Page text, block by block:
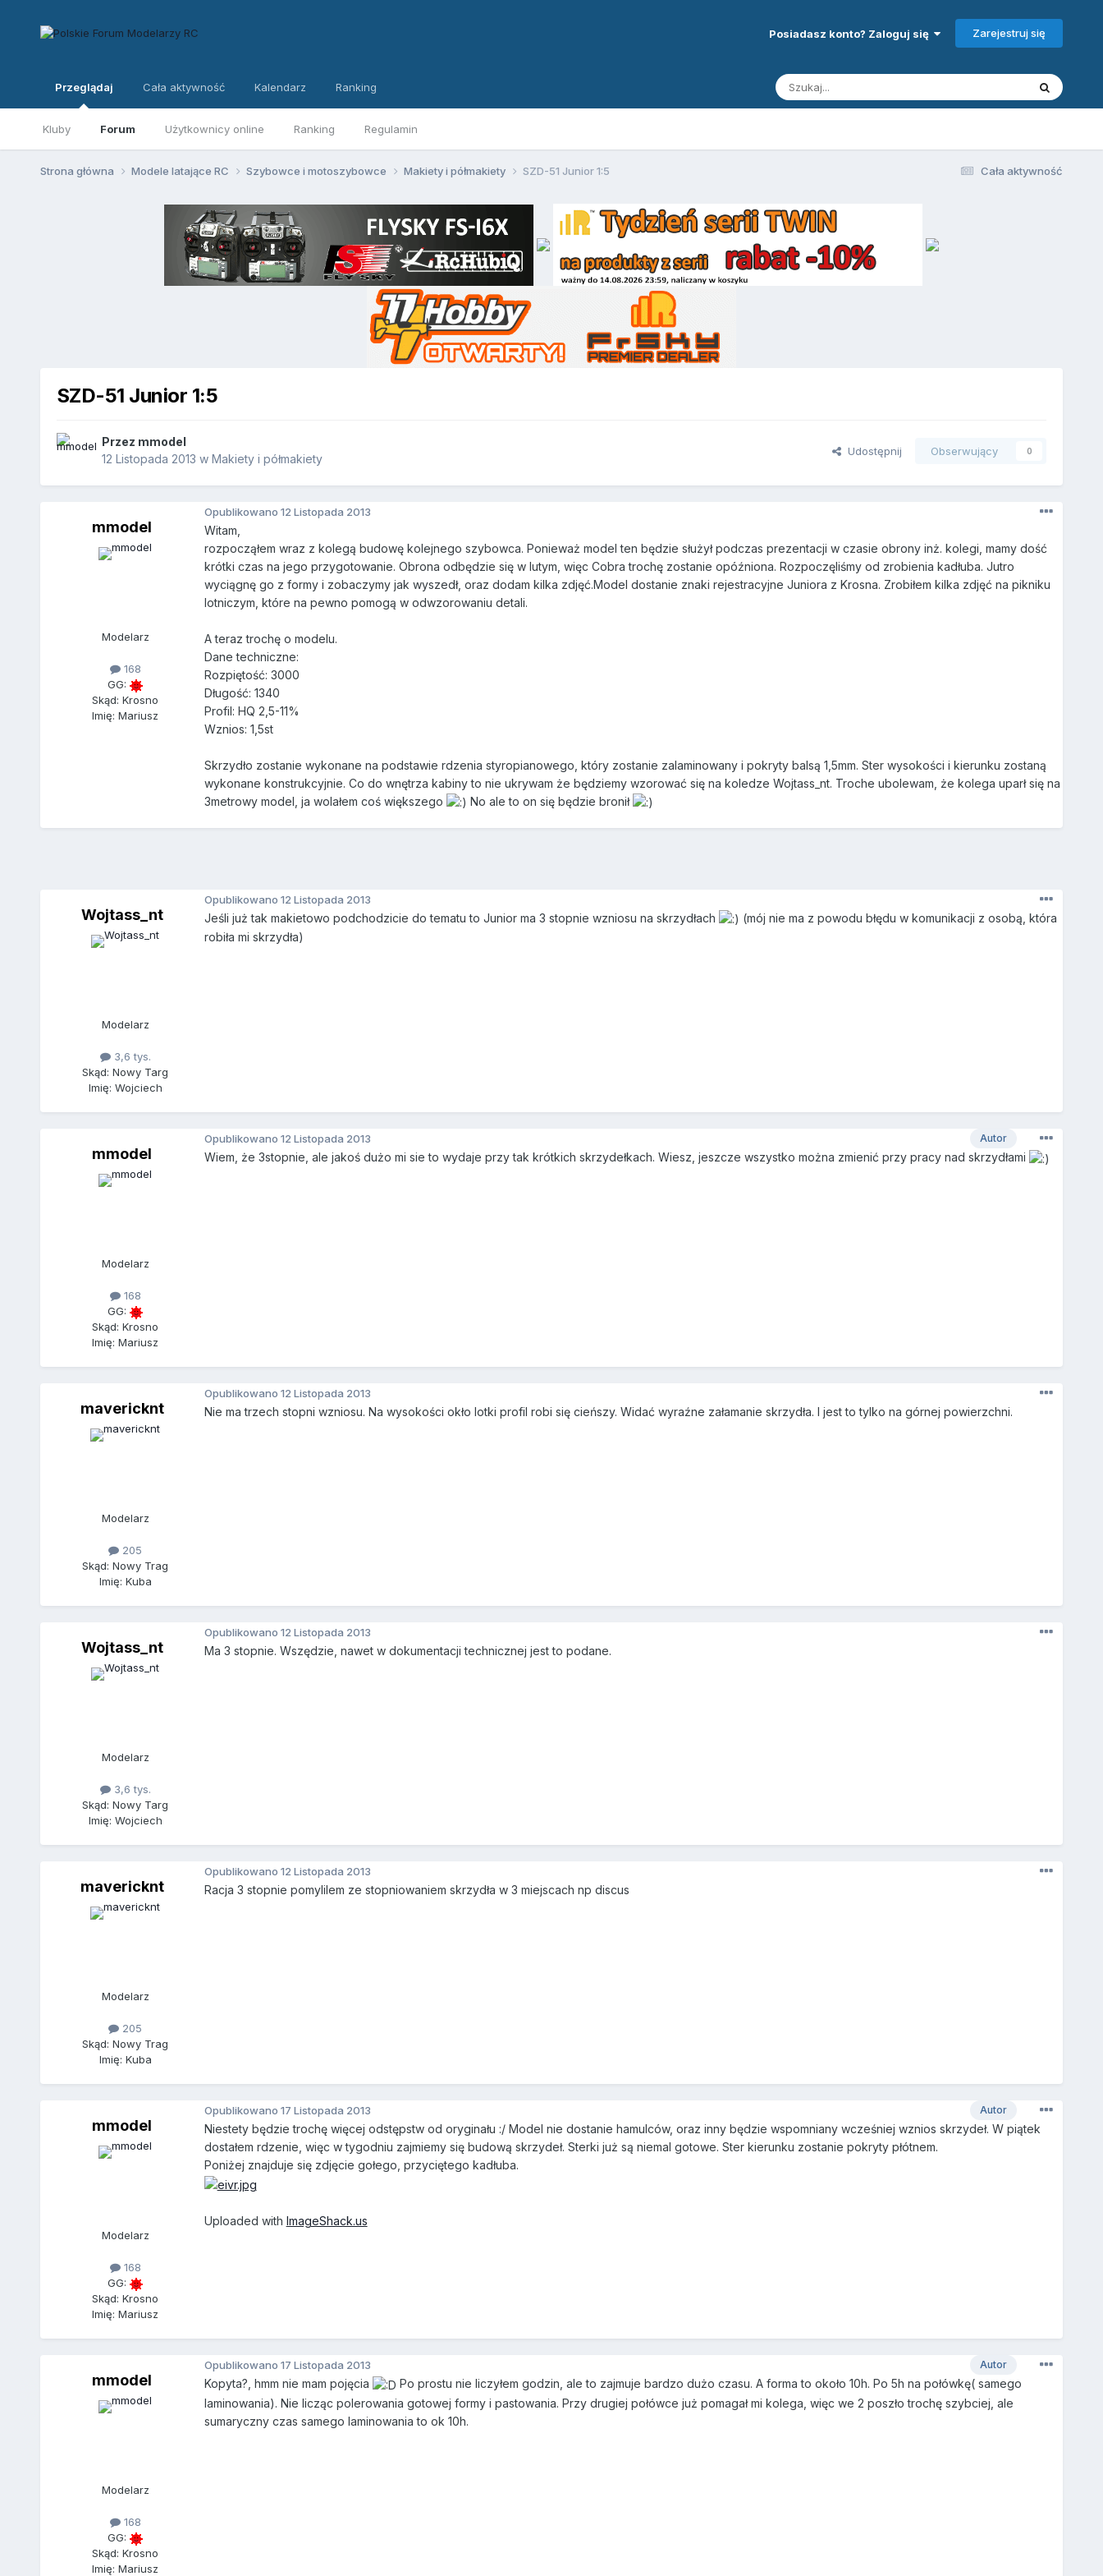
Posiadasz konto? Zaloguj się Zarejestruj się
Przeglądaj
Kluby Forum Użytkownicy online Ranking Regulamin
Cała aktywność Kalendarz Ranking
Cała aktywność
Strona główna Modele latające RC Szybowce i motoszybowce Makiety i półmakiety SZD-51 Junior 1:5
SZD-51 Junior 1:5
Przez mmodel
12 Listopada 2013 w Makiety i półmakiety
Udostępnij Obserwujący 0
mmodel
Modelarz
168
GG:
Skąd: Krosno
Imię: Mariusz
Opublikowano 12 Listopada 2013
Witam,
rozpocząłem wraz z kolegą budowę kolejnego szybowca. Ponieważ model ten będzie służył podczas prezentacji w czasie obrony inż. kolegi, mamy dość
krótki czas na jego przygotowanie. Obrona odbędzie się w lutym, więc Cobra trochę zostanie opóźniona. Rozpoczęliśmy od zrobienia kadłuba. Jutro
wyciągnę go z formy i zobaczymy jak wyszedł, oraz dodam kilka zdjęć.Model dostanie znaki rejestracyjne Juniora z Krosna. Zrobiłem kilka zdjęć na pikniku
lotniczym, które na pewno pomogą w odwzorowaniu detali.
A teraz trochę o modelu.
Dane techniczne:
Rozpiętość: 3000
Długość: 1340
Profil: HQ 2,5-11%
Wznios: 1,5st
Skrzydło zostanie wykonane na podstawie rdzenia styropianowego, który zostanie zalaminowany i pokryty balsą 1,5mm. Ster wysokości i kierunku zostaną
wykonane konstrukcyjnie. Co do wnętrza kabiny to nie ukrywam że będziemy wzorować się na koledze Wojtass_nt. Troche ubolewam, że kolega uparł się na
3metrowy model, ja wolałem coś większego
No ale to on się będzie bronił
Wojtass_nt
Modelarz
3,6 tys.
Skąd: Nowy Targ
Imię: Wojciech
Opublikowano 12 Listopada 2013
Jeśli już tak makietowo podchodzicie do tematu to Junior ma 3 stopnie wzniosu na skrzydłach
(mój nie ma z powodu błędu w komunikacji z osobą, która
robiła mi skrzydła)
mmodel
Modelarz
168
GG:
Skąd: Krosno
Imię: Mariusz
Autor
Opublikowano 12 Listopada 2013
Wiem, że 3stopnie, ale jakoś dużo mi sie to wydaje przy tak krótkich skrzydełkach. Wiesz, jeszcze wszystko można zmienić przy pracy nad skrzydłami
mavericknt
Modelarz
205
Skąd: Nowy Trag
Imię: Kuba
Opublikowano 12 Listopada 2013
Nie ma trzech stopni wzniosu. Na wysokości okło lotki profil robi się cieńszy. Widać wyraźne załamanie skrzydła. I jest to tylko na górnej powierzchni.
Wojtass_nt
Modelarz
3,6 tys.
Skąd: Nowy Targ
Imię: Wojciech
Opublikowano 12 Listopada 2013
Ma 3 stopnie. Wszędzie, nawet w dokumentacji technicznej jest to podane.
mavericknt
Modelarz
205
Skąd: Nowy Trag
Imię: Kuba
Opublikowano 12 Listopada 2013
Racja 3 stopnie pomylilem ze stopniowaniem skrzydła w 3 miejscach np discus
mmodel
Modelarz
168
GG:
Skąd: Krosno
Imię: Mariusz
Autor
Opublikowano 17 Listopada 2013
Niestety będzie trochę więcej odstępstw od oryginału :/ Model nie dostanie hamulców, oraz inny będzie wspomniany wcześniej wznios skrzydeł. W piątek
dostałem rdzenie, więc w tygodniu zajmiemy się budową skrzydeł. Sterki już są niemal gotowe. Ster kierunku zostanie pokryty płótnem.
Poniżej znajduje się zdjęcie gołego, przyciętego kadłuba.
Uploaded with ImageShack.us
mmodel
Modelarz
168
GG:
Skąd: Krosno
Imię: Mariusz
Autor
Opublikowano 17 Listopada 2013
Kopyta?, hmm nie mam pojęcia
Po prostu nie liczyłem godzin, ale to zajmuje bardzo dużo czasu. A forma to około 10h. Po 5h na połówkę( samego
laminowania). Nie licząc polerowania gotowej formy i pastowania. Przy drugiej połówce już pomagał mi kolega, więc we 2 poszło trochę szybciej, ale
sumaryczny czas samego laminowania to ok 10h.